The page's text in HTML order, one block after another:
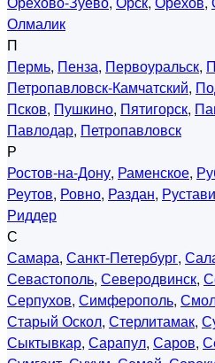
Олмалик
П
Пермь, Пенза, Первоуральск,
Петропавловск-Камчатский,
Псков, Пушкино, Пятигорск,
Павлодар, Петропавловск
Р
Ростов-на-Дону, Раменское,
Реутов, Ровно, Раздан, Рустави
Риддер
С
Самара, Санкт-Петербург,
Севастополь, Северодвинск,
Серпухов, Симферополь,
Старый Оскол, Стерлитамак,
Сыктывкар, Сарапул, Саров,